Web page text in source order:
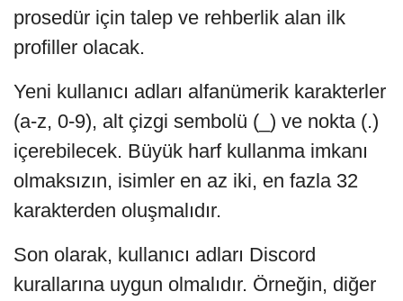
prosedür için talep ve rehberlik alan ilk
profiller olacak.
Yeni kullanıcı adları alfanümerik karakterler
(a-z, 0-9), alt çizgi sembolü (_) ve nokta (.)
içerebilecek. Büyük harf kullanma imkanı
olmaksızın, isimler en az iki, en fazla 32
karakterden oluşmalıdır.
Son olarak, kullanıcı adları Discord
kurallarına uygun olmalıdır. Örneğin, diğer